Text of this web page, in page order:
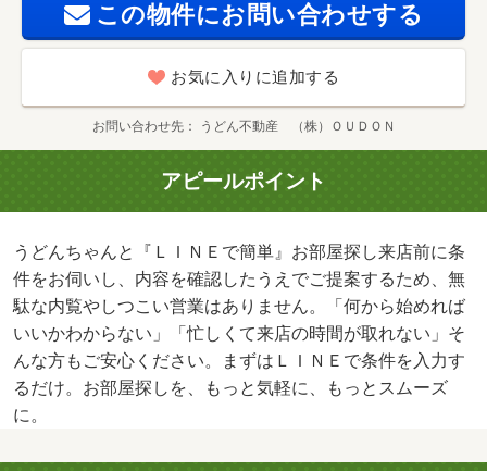
この物件にお問い合わせする
お気に入りに追加する
お問い合わせ先 うどん不動産 （株）ＯＵＤＯＮ
アピールポイント
うどんちゃんと『ＬＩＮＥで簡単』お部屋探し来店前に条
件をお伺いし、内容を確認したうえでご提案するため、無
駄な内覧やしつこい営業はありません。「何から始めれば
いいかわからない」「忙しくて来店の時間が取れない」そ
んな方もご安心ください。まずはＬＩＮＥで条件を入力す
るだけ。お部屋探しを、もっと気軽に、もっとスムーズ
に。